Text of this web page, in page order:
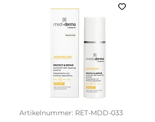
Artikelnummer: RET-MDD-033